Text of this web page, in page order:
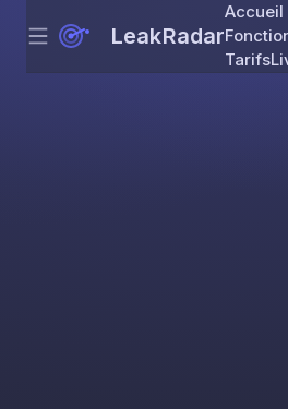
Skip
Menu LeakRadar
Accueil
Tarifs